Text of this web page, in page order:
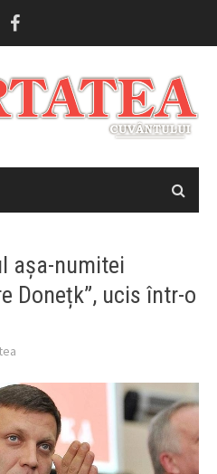
așa-numitei
Donețk”, ucis într-o